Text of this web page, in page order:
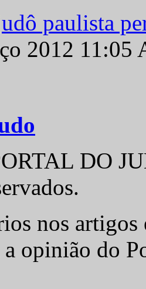
paulista
2012
DO
nos artigos
a opinião do